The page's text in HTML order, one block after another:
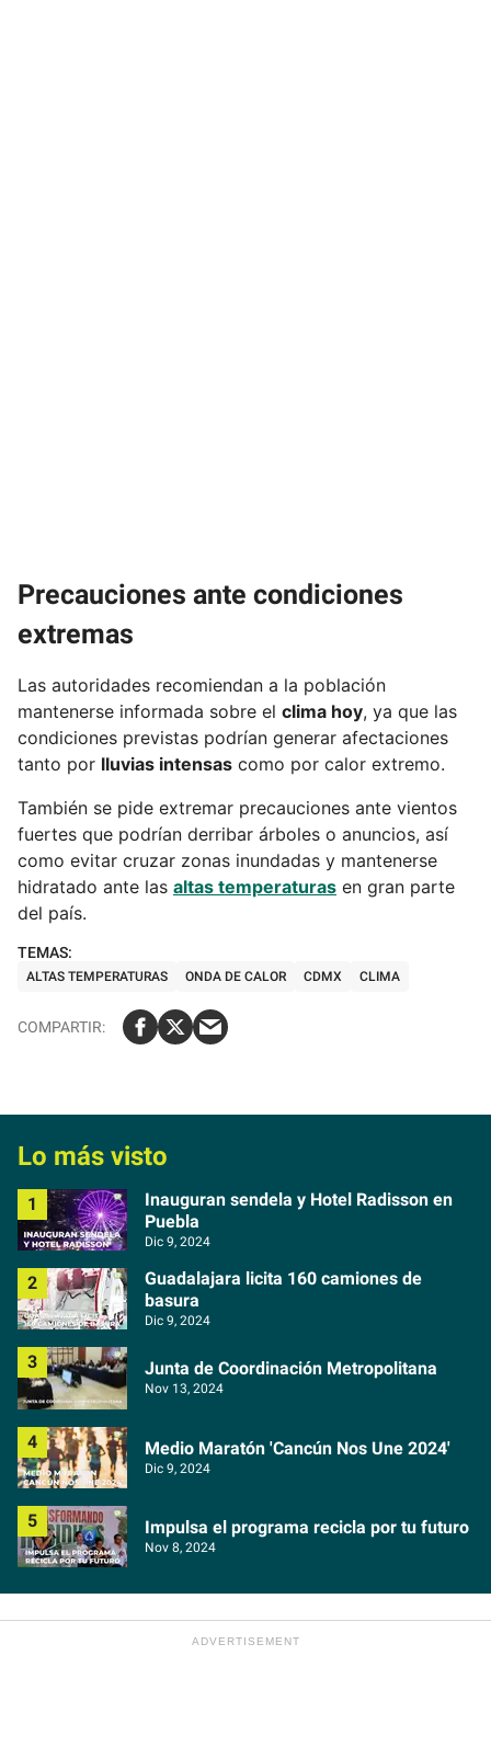
Precauciones ante condiciones
extremas
Las autoridades recomiendan a la población
mantenerse informada sobre el clima hoy, ya que las
condiciones previstas podrían generar afectaciones
tanto por lluvias intensas como por calor extremo.
También se pide extremar precauciones ante vientos
fuertes que podrían derribar árboles o anuncios, así
como evitar cruzar zonas inundadas y mantenerse
hidratado ante las altas temperaturas en gran parte
del país.
ALTAS TEMPERATURAS ONDA DE CALOR CDMX CLIMA
Lo más visto
Inauguran sendela y Hotel Radisson en
Puebla
Dic 9, 2024
Guadalajara licita 160 camiones de
basura
Dic 9, 2024
Junta de Coordinación Metropolitana
Nov 13, 2024
Medio Maratón 'Cancún Nos Une 2024'
Dic 9, 2024
Impulsa el programa recicla por tu futuro
Nov 8, 2024